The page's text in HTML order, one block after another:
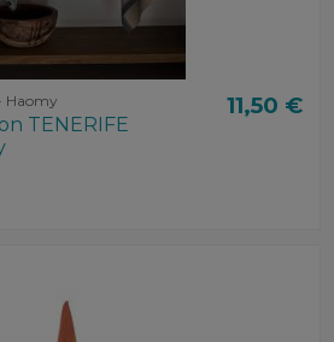
Haomy
TENERIFE
11,50 €